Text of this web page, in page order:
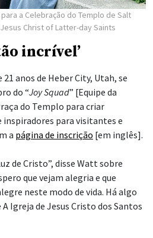
a Celebração do Templo de Salt
Christ of Latter-day Saints
incrível’
anos de Heber City, Utah, se
do “Joy Squad” [Equipe da
do Templo para criar
para visitantes e
a página de inscrição [em inglês].
de Cristo”, disse Watt sobre
que vejam alegria e que
neste modo de vida. Há algo
Igreja de Jesus Cristo dos Santos